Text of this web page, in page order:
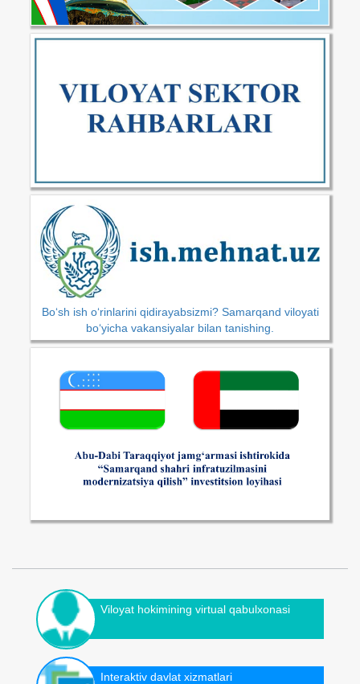
Bo‘sh ish o‘rinlarini qidirayabsizmi? Samarqand viloyati
bo‘yicha vakansiyalar bilan tanishing.
Viloyat hokimining virtual qabulxonasi
Interaktiv davlat xizmatlari